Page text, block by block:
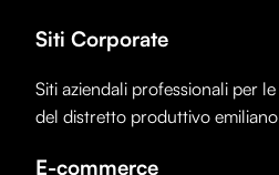
Siti Corporate
Siti aziendali professionali per
del distretto produttivo
E-commerce